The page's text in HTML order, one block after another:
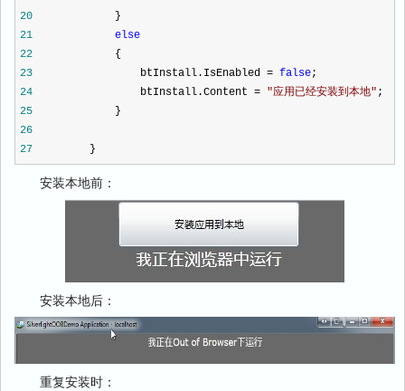
20
}
21
else
22
{
23
btInstall.IsEnabled = false;
24
btInstall.Content = "应用已经安装到本地" ;
25
}
26
27
}
安装本地前：
安装本地后：
重复安装时：